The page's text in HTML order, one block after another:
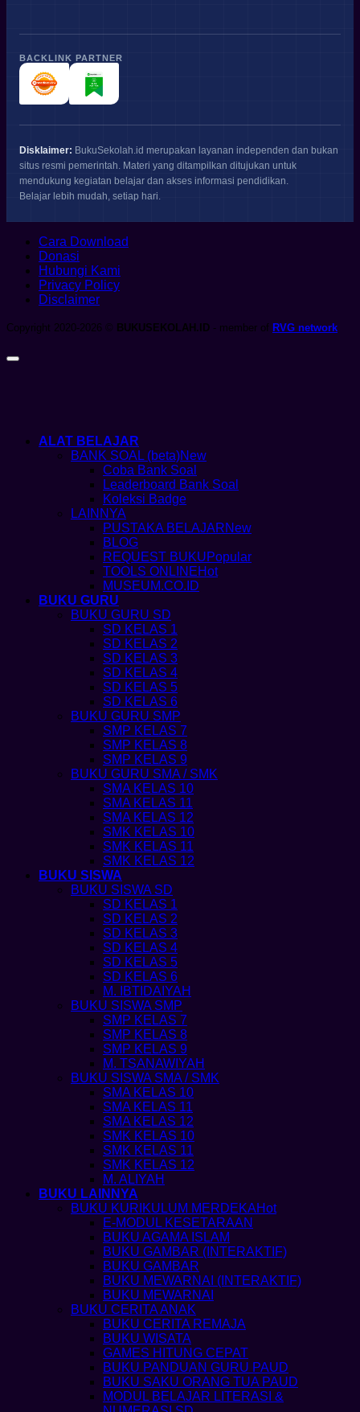
BACKLINK PARTNER
Disklaimer: BukuSekolah.id merupakan layanan independen dan bukan
situs resmi pemerintah. Materi yang ditampilkan ditujukan untuk
mendukung kegiatan belajar dan akses informasi pendidikan.
Belajar lebih mudah, setiap hari.
Cara Download
Donasi
Hubungi Kami
Privacy Policy
Disclaimer
Copyright 2020-2026 © BUKUSEKOLAH.ID - member of RVG network
ALAT BELAJAR
BANK SOAL (beta)
Coba Bank Soal
Leaderboard Bank Soal
Koleksi Badge
LAINNYA
PUSTAKA BELAJAR
BLOG
REQUEST BUKU
TOOLS ONLINE
MUSEUM.CO.ID
BUKU GURU
BUKU GURU SD
SD KELAS 1
SD KELAS 2
SD KELAS 3
SD KELAS 4
SD KELAS 5
SD KELAS 6
BUKU GURU SMP
SMP KELAS 7
SMP KELAS 8
SMP KELAS 9
BUKU GURU SMA / SMK
SMA KELAS 10
SMA KELAS 11
SMA KELAS 12
SMK KELAS 10
SMK KELAS 11
SMK KELAS 12
BUKU SISWA
BUKU SISWA SD
SD KELAS 1
SD KELAS 2
SD KELAS 3
SD KELAS 4
SD KELAS 5
SD KELAS 6
M. IBTIDAIYAH
BUKU SISWA SMP
SMP KELAS 7
SMP KELAS 8
SMP KELAS 9
M. TSANAWIYAH
BUKU SISWA SMA / SMK
SMA KELAS 10
SMA KELAS 11
SMA KELAS 12
SMK KELAS 10
SMK KELAS 11
SMK KELAS 12
M. ALIYAH
BUKU LAINNYA
BUKU KURIKULUM MERDEKA
E-MODUL KESETARAAN
BUKU AGAMA ISLAM
BUKU GAMBAR (INTERAKTIF)
BUKU GAMBAR
BUKU MEWARNAI (INTERAKTIF)
BUKU MEWARNAI
BUKU CERITA ANAK
BUKU CERITA REMAJA
BUKU WISATA
GAMES HITUNG CEPAT
BUKU PANDUAN GURU PAUD
BUKU SAKU ORANG TUA PAUD
MODUL BELAJAR LITERASI &